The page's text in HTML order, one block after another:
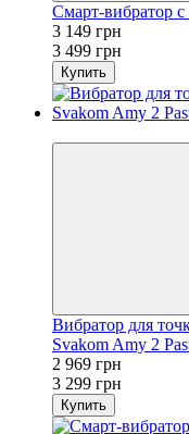
Смарт-вибратор с
3 149 грн
3 499 грн
Купить
Вибратор для
Svakom Amy 2
2 969 грн
3 299 грн
Купить